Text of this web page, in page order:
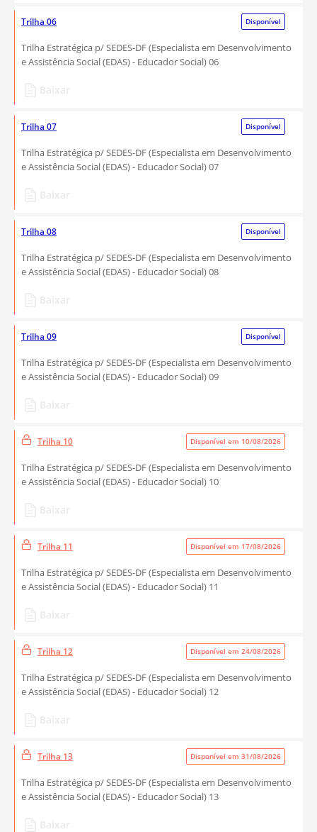
Trilha 06 Disponível
Trilha Estratégica p/ SEDES-DF (Especialista em Desenvolvimento
e Assistência Social (EDAS) - Educador Social) 06
Trilha 07 Disponível
Trilha Estratégica p/ SEDES-DF (Especialista em Desenvolvimento
e Assistência Social (EDAS) - Educador Social) 07
Trilha 08 Disponível
Trilha Estratégica p/ SEDES-DF (Especialista em Desenvolvimento
e Assistência Social (EDAS) - Educador Social) 08
Trilha 09 Disponível
Trilha Estratégica p/ SEDES-DF (Especialista em Desenvolvimento
e Assistência Social (EDAS) - Educador Social) 09
Trilha 10 Disponível em 10/08/2026
Trilha Estratégica p/ SEDES-DF (Especialista em Desenvolvimento
e Assistência Social (EDAS) - Educador Social) 10
Trilha 11 Disponível em 17/08/2026
Trilha Estratégica p/ SEDES-DF (Especialista em Desenvolvimento
e Assistência Social (EDAS) - Educador Social) 11
Trilha 12 Disponível em 24/08/2026
Trilha Estratégica p/ SEDES-DF (Especialista em Desenvolvimento
e Assistência Social (EDAS) - Educador Social) 12
Trilha 13 Disponível em 31/08/2026
Trilha Estratégica p/ SEDES-DF (Especialista em Desenvolvimento
e Assistência Social (EDAS) - Educador Social) 13